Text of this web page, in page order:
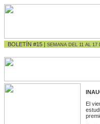
BOLETÍN #15 | SEMANA DEL 11 AL 17
El